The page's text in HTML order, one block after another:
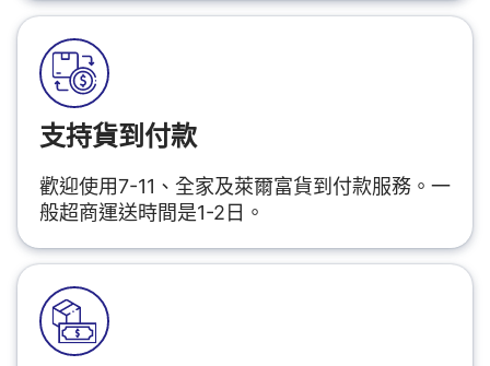
支持貨到付款
歡迎使用7-11、全家及萊爾富貨到付款服務。一
般超商運送時間是1-2日。